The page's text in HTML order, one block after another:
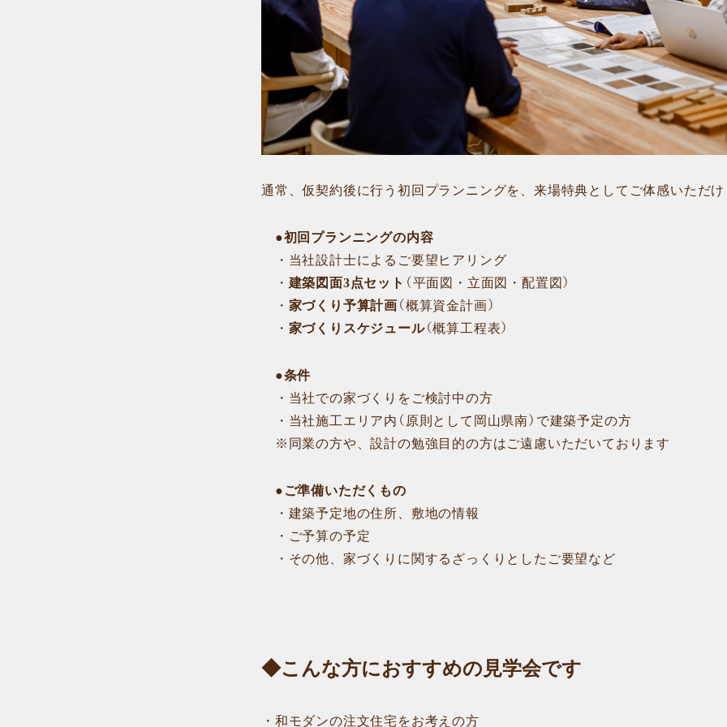
通常、仮契約後に行う初回プランニングを、来場特典としてご体感いただ
●初回プランニングの内容
・当社設計士によるご要望ヒアリング
・ 建築図面3点セット （平面図・立面図・配置図）
・ 家づくり予算計画 （概算資金計画）
・ 家づくりスケジュール（概算工程表）
●条件
・当社での家づくりをご検討中の方
・当社施工エリア内（原則として岡山県南）で建築予定の方
※同業の方や、設計の勉強目的の方はご遠慮いただいております
●ご準備いただくもの
・建築予定地の住所、敷地の情報
・ご予算の予定
・その他、家づくりに関するざっくりとしたご要望など
◆こんな方におすすめの見学会です
・和モダンの注文住宅をお考えの方